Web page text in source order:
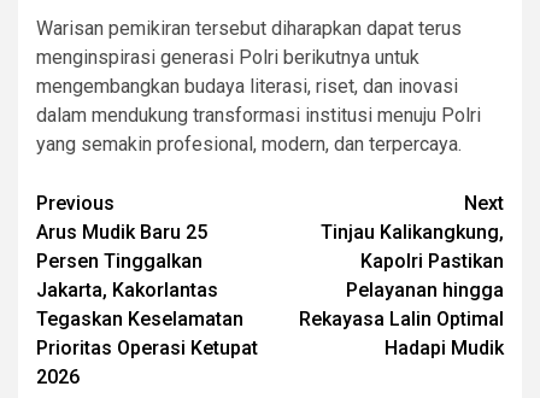
Warisan pemikiran tersebut diharapkan dapat terus
menginspirasi generasi Polri berikutnya untuk
mengembangkan budaya literasi, riset, dan inovasi
dalam mendukung transformasi institusi menuju Polri
yang semakin profesional, modern, dan terpercaya.
Post
navigation
Previous
Arus Mudik Baru 25
Persen Tinggalkan
Jakarta, Kakorlantas
Tegaskan Keselamatan
Prioritas Operasi Ketupat
2026
Next
Tinjau Kalikangkung,
Kapolri Pastikan
Pelayanan hingga
Rekayasa Lalin Optimal
Hadapi Mudik